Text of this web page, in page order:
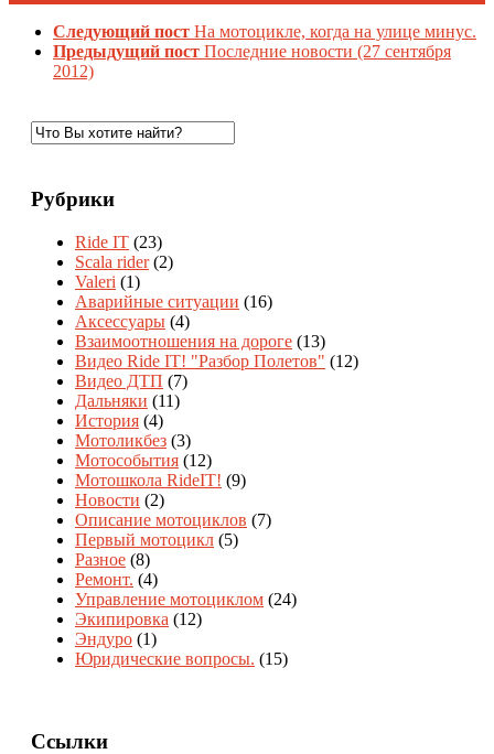
Следующий пост На мотоцикле, когда на улице минус.
Предыдущий пост Последние новости (27 сентября
2012)
Рубрики
Ride IT (23)
Scala rider(2)
Valeri (1)
Аварийные ситуации (16)
Аксессуары (4)
Взаимоотношения на дороге (13)
Видео Ride IT! "Разбор Полетов" (12)
Видео ДТП (7)
Дальняки (11)
История (4)
Мотоликбез (3)
Мотособытия (12)
Мотошкола RideIT! (9)
Новости (2)
Описание мотоциклов (7)
Первый мотоцикл (5)
Разное (8)
Ремонт. (4)
Управление мотоциклом (24)
Экипировка (12)
Эндуро (1)
Юридические вопросы. (15)
Ссылки